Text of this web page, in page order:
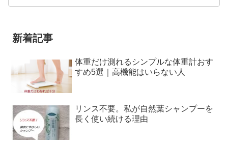
新着記事
体重だけ測れるシンプルな体重計おす
すめ5選｜高機能はいらない人
リンス不要。私が自然葉シャンプーを
長く使い続ける理由